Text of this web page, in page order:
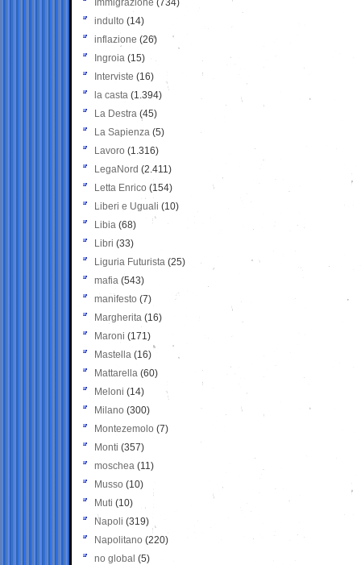
Immigrazione (734)
indulto (14)
inflazione (26)
Ingroia (15)
Interviste (16)
la casta (1.394)
La Destra (45)
La Sapienza (5)
Lavoro (1.316)
LegaNord (2.411)
Letta Enrico (154)
Liberi e Uguali (10)
Libia (68)
Libri (33)
Liguria Futurista (25)
mafia (543)
manifesto (7)
Margherita (16)
Maroni (171)
Mastella (16)
Mattarella (60)
Meloni (14)
Milano (300)
Montezemolo (7)
Monti (357)
moschea (11)
Musso (10)
Muti (10)
Napoli (319)
Napolitano (220)
no global (5)